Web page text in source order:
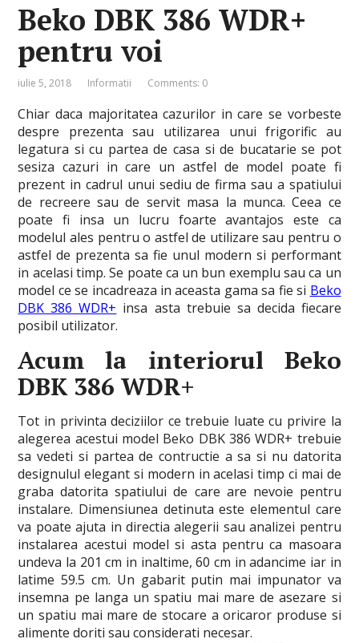
Beko DBK 386 WDR+
pentru voi
iulie 5, 2018 Informatii Comments: 0
Chiar daca majoritatea cazurilor in care se vorbeste
despre prezenta sau utilizarea unui frigorific au
legatura si cu partea de casa si de bucatarie se pot
sesiza cazuri in care un astfel de model poate fi
prezent in cadrul unui sediu de firma sau a spatiului
de recreere sau de servit masa la munca. Ceea ce
poate fi insa un lucru foarte avantajos este ca
modelul ales pentru o astfel de utilizare sau pentru o
astfel de prezenta sa fie unul modern si performant
in acelasi timp. Se poate ca un bun exemplu sau ca un
model ce se incadreaza in aceasta gama sa fie si Beko
DBK 386 WDR+ insa asta trebuie sa decida fiecare
posibil utilizator.
Acum la interiorul Beko
DBK 386 WDR+
Tot in privinta deciziilor ce trebuie luate cu privire la
alegerea acestui model Beko DBK 386 WDR+ trebuie
sa vedeti si partea de contructie a sa si nu datorita
designulul elegant si modern in acelasi timp ci mai de
graba datorita spatiului de care are nevoie pentru
instalare. Dimensiunea detinuta este elementul care
va poate ajuta in directia alegerii sau analizei pentru
instalarea acestui model si asta pentru ca masoara
undeva la 201 cm in inaltime, 60 cm in adancime iar in
latime 59.5 cm. Un gabarit putin mai impunator va
insemna pe langa un spatiu mai mare de asezare si
un spatiu mai mare de stocare a oricaror produse si
alimente doriti sau considerati necesar.